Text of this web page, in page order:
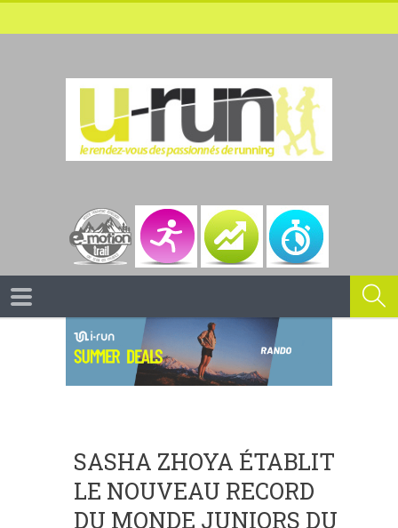
SASHA ZHOYA ÉTABLIT
LE NOUVEAU RECORD
DU MONDE JUNIORS DU